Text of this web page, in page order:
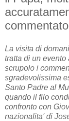
La visita di
tratta di un evento
scrupolo i
sgradevolissima
Santo Padre al
quando il filo
confronto con
nazionalita' di